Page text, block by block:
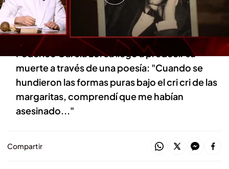
Víctor Amela y Ana Iris Simón visitan 'Cuarto
milenio' para analizar la figura de uno de
nuestros más ilustres personajes
Federico García Lorca llegó a predecir su
muerte a través de una poesía: "Cuando se
hundieron las formas puras bajo el cri cri de las
margaritas, comprendí que me habían
asesinado..."
Compartir